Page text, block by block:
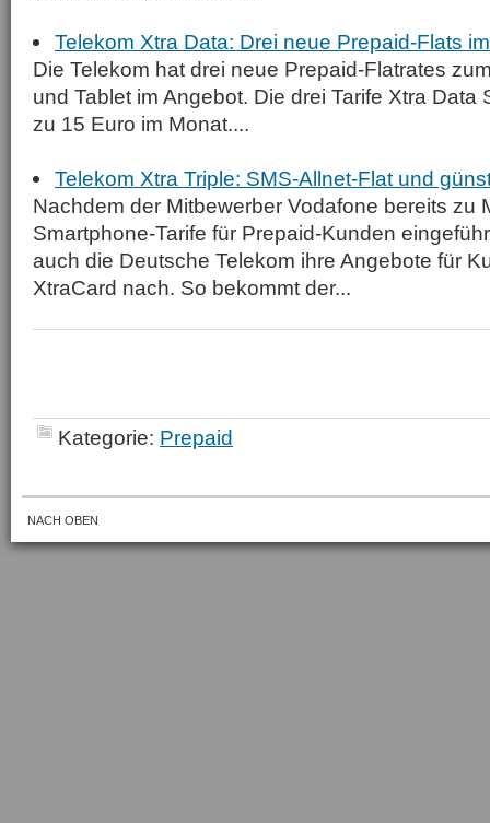
Telekom Xtra Data: Drei neue Prepaid-Flats
Die Telekom hat drei neue Prepaid-Flatrates
und Tablet im Angebot. Die drei Tarife Xtra Data
zu 15 Euro im Monat....
Telekom Xtra Triple: SMS-Allnet-Flat und
Nachdem der Mitbewerber Vodafone bereits zu
Smartphone-Tarife für Prepaid-Kunden
auch die Deutsche Telekom ihre Angebote für
XtraCard nach. So bekommt der...
Kategorie: Prepaid
NACH OBEN